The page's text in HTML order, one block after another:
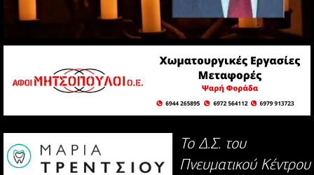
Το Δ.Σ. του
Πνευματικού Κέντρου